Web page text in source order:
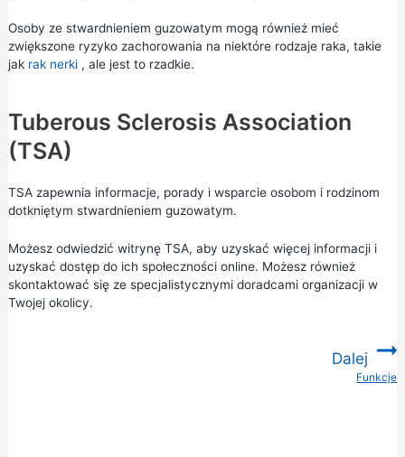
Osoby ze stwardnieniem guzowatym mogą również mieć
zwiększone ryzyko zachorowania na niektóre rodzaje raka, takie
jak rak nerki, ale jest to rzadkie.
Tuberous Sclerosis Association
(TSA)
TSA zapewnia informacje, porady i wsparcie osobom i rodzinom
dotkniętym stwardnieniem guzowatym.
Możesz odwiedzić witrynę TSA, aby uzyskać więcej informacji i
uzyskać dostęp do ich społeczności online. Możesz również
skontaktować się ze specjalistycznymi doradcami organizacji w
Twojej okolicy.
Dalej
Funkcje